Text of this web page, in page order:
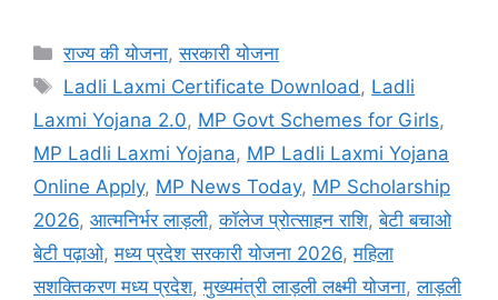
Categories
राज्य की योजना,सरकारी योजना
Tags
Ladli Laxmi Certificate Download, Ladli
Laxmi Yojana 2.0, MP Govt Schemes for Girls,
MP Ladli Laxmi Yojana, MP Ladli Laxmi Yojana
Online Apply, MP News Today, MP Scholarship
2026, आत्मनिर्भर लाड़ली,कॉलेज प्रोत्साहन राशि,बेटी बचाओ
बेटी पढ़ाओ,मध्य प्रदेश सरकारी योजना 2026,महिला
सशक्तिकरण मध्य प्रदेश,मुख्यमंत्री लाड़ली लक्ष्मी योजना,लाड़ली